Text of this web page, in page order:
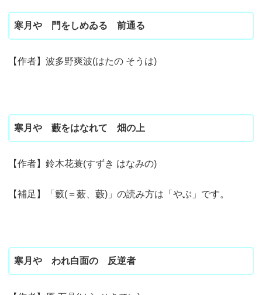
寒月や 門をしめゐる 前通る
【作者】波多野爽波(はたの そうは)
寒月や 藪をはなれて 畑の上
【作者】鈴木花蓑(すずき はなみの)
【補足】「籔(＝薮、藪)」の読み方は「やぶ」です。
寒月や われ白面の 反逆者